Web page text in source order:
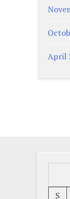
April
S